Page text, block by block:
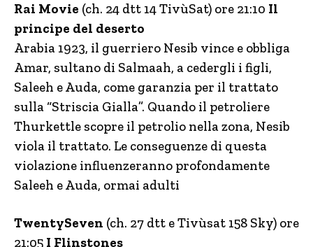
Rai Movie (ch. 24 dtt 14 TivùSat) ore 21:10 Il
principe del deserto
Arabia 1923, il guerriero Nesib vince e obbliga
Amar, sultano di Salmaah, a cedergli i figli,
Saleeh e Auda, come garanzia per il trattato
sulla “Striscia Gialla”. Quando il petroliere
Thurkettle scopre il petrolio nella zona, Nesib
viola il trattato. Le conseguenze di questa
violazione influenzeranno profondamente
Saleeh e Auda, ormai adulti
TwentySeven (ch. 27 dtt e Tivùsat 158 Sky) ore
21:05 I Flinstones